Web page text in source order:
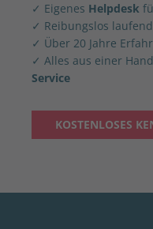
✓ Eigenes Helpdesk
✓ Reibungslos
✓ Über 20 Jahre
✓ Alles aus einer
Service
KOSTENLOSES